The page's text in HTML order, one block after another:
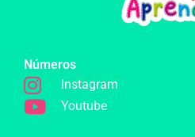
Números
Instagram
Youtube